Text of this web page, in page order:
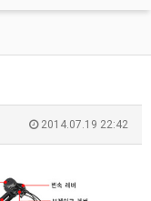
2014.07.19 22:42